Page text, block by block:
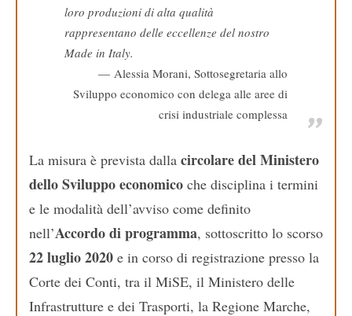
loro produzioni di alta qualità
rappresentano delle eccellenze del nostro
Made in Italy.
Alessia Morani, Sottosegretaria allo
Sviluppo economico con delega alle aree di
crisi industriale complessa
La misura è prevista dalla circolare del Ministero
dello Sviluppo economico che disciplina i termini
e le modalità dell’avviso come definito
nell’Accordo di programma, sottoscritto lo scorso
22 luglio 2020 e in corso di registrazione presso la
Corte dei Conti, tra il MiSE, il Ministero delle
Infrastrutture e dei Trasporti, la Regione Marche,